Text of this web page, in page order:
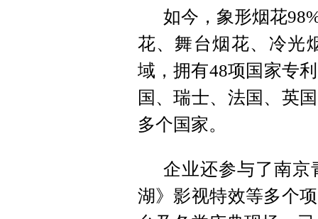
如今，象形烟花
花、舞台烟花、冷光
域，拥有48项国家专
国、瑞士、法国、英
多个国家。
企业还参与了南京
湖》影视特效等多个